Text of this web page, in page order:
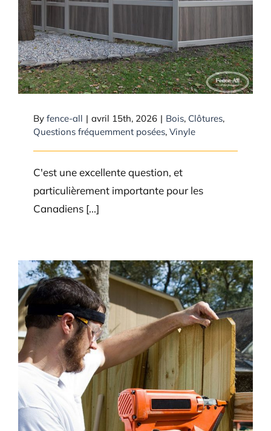
Quel est le type de clôture le plus
By fence-all | avril 15th, 2026 | Bois, Clôtures,
Questions fréquemment posées, Vinyle
C'est une excellente question, et
particulièrement importante pour les
Canadiens [...]
Questions sur les ongles